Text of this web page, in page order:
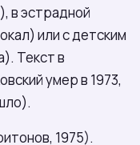
в эстрадной
или с детским
Текст в
умер в 1973,
1975).